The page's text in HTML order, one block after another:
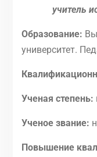
учитель
Образование:
университет.
Ученая степень:
Ученое звание:
Повышение